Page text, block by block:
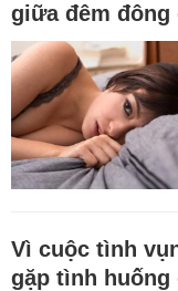
giữa đêm đông
Vì cuộc tình
gặp tình